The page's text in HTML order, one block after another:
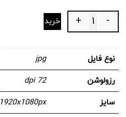
Quantity -
+ خرید
نوع فایل jpg
رزولوشن 72 dpi
سایز 1920x1080px